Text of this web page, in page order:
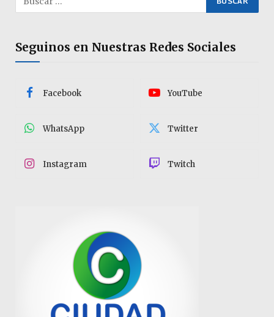
Seguinos en Nuestras Redes Sociales
Facebook YouTube
WhatsApp Twitter
Instagram Twitch